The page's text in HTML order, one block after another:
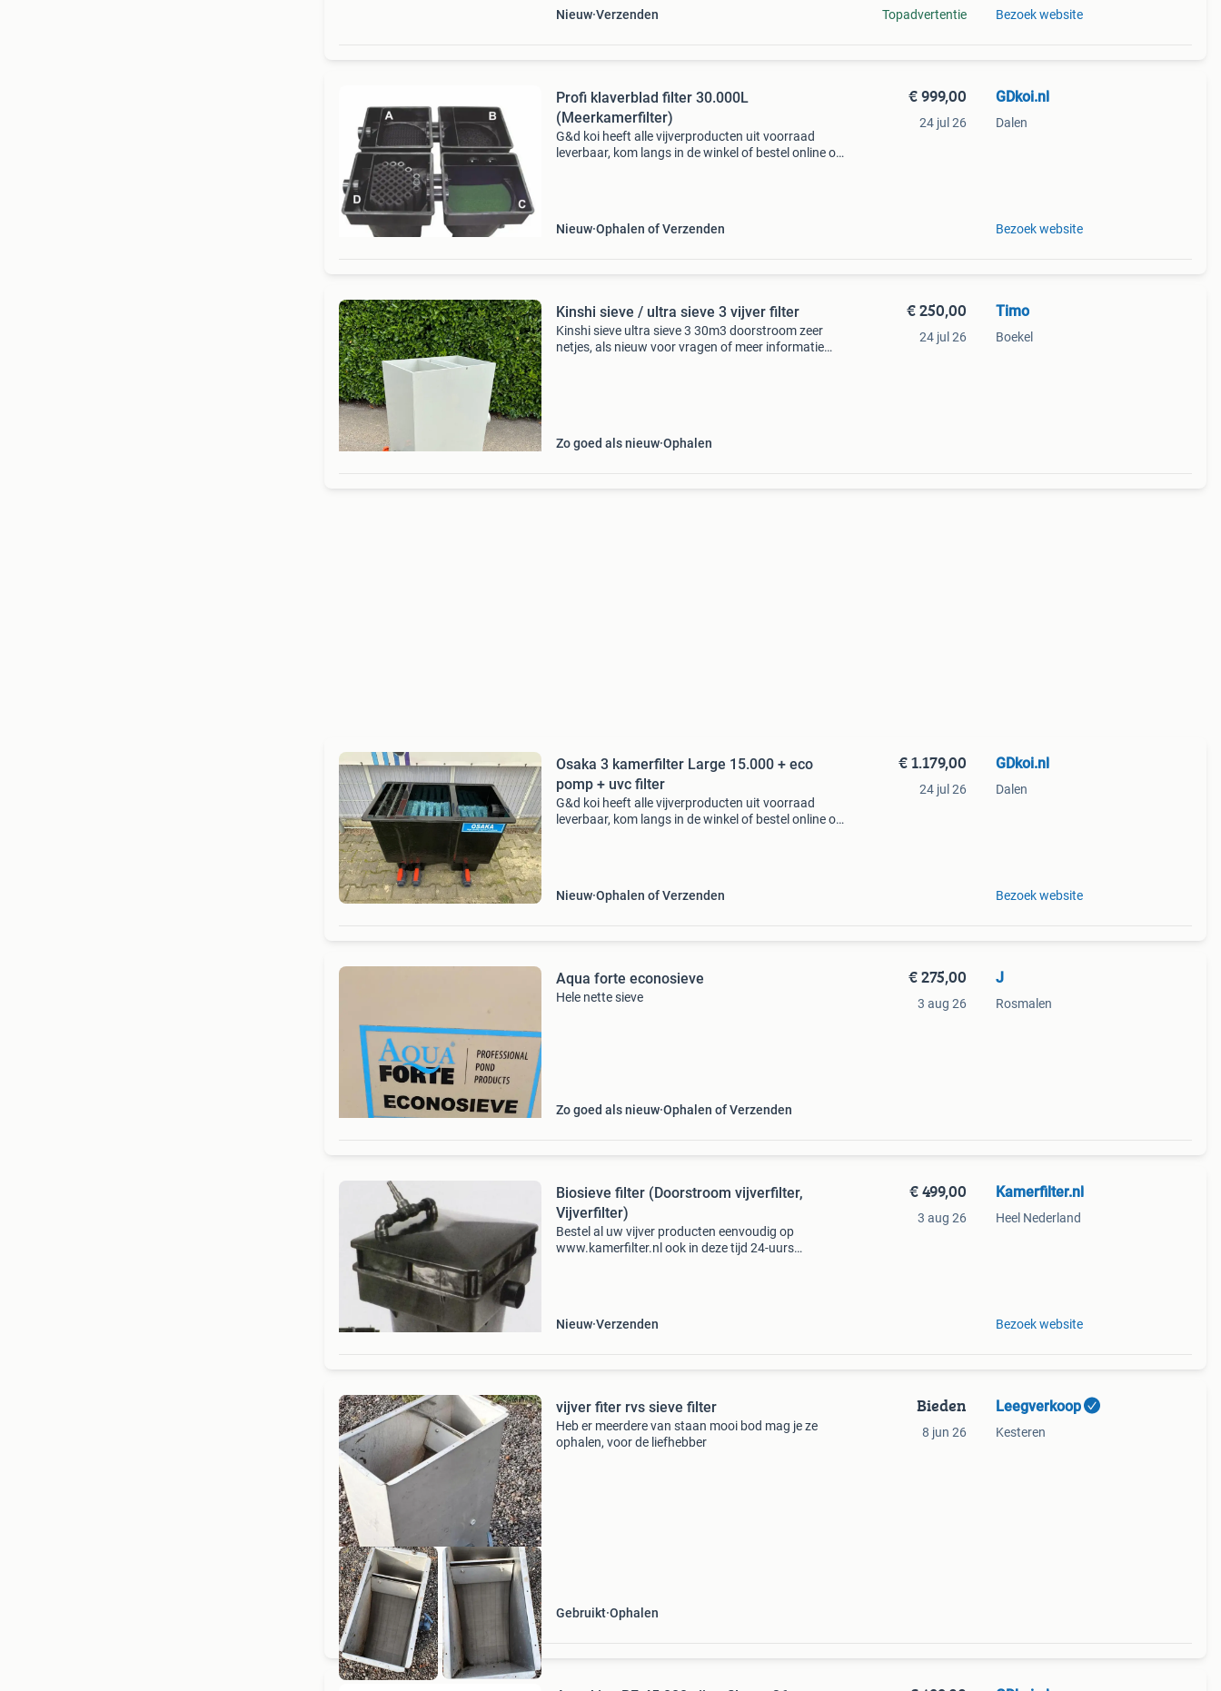
Nieuw Verzenden Topadvertentie Bezoek website
Profi klaverblad filter 30.000L
(Meerkamerfilter)
G&d koi heeft alle vijverproducten uit voorraad
leverbaar, kom langs in de winkel of bestel online op
Nieuw Ophalen of Verzenden
€ 999,00
24 jul 26
GDkoi.nl
Dalen
Bezoek website
Kinshi sieve / ultra sieve 3 vijver filter
Kinshi sieve ultra sieve 3 30m3 doorstroom zeer
netjes, als nieuw voor vragen of meer informatie
Zo goed als nieuw Ophalen
€ 250,00
24 jul 26
Timo
Boekel
Osaka 3 kamerfilter Large 15.000 + eco
pomp + uvc filter
G&d koi heeft alle vijverproducten uit voorraad
leverbaar, kom langs in de winkel of bestel online op
Nieuw Ophalen of Verzenden
€ 1.179,00
24 jul 26
GDkoi.nl
Dalen
Bezoek website
Aqua forte econosieve
Hele nette sieve
Zo goed als nieuw Ophalen of Verzenden
€ 275,00
3 aug 26
J
Rosmalen
Biosieve filter (Doorstroom vijverfilter,
Vijverfilter)
Bestel al uw vijver producten eenvoudig op
www.kamerfilter.nl ook in deze tijd 24-uurs
Nieuw Verzenden
€ 499,00
3 aug 26
Kamerfilter.nl
Heel Nederland
Bezoek website
vijver fiter rvs sieve filter
Heb er meerdere van staan mooi bod mag je ze
ophalen, voor de liefhebber
Gebruikt Ophalen
Bieden
8 jun 26
Leegverkoop
Kesteren